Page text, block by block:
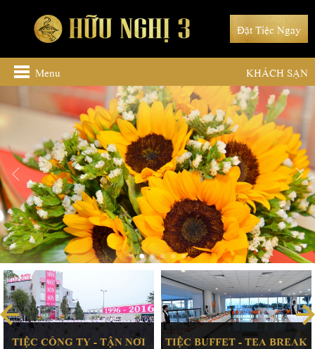
Đặt Tiệc Ngay
Menu KHÁCH SẠN
TIỆC CÔNG TY - TẬN NƠI TIỆC BUFFET - TEA BREAK